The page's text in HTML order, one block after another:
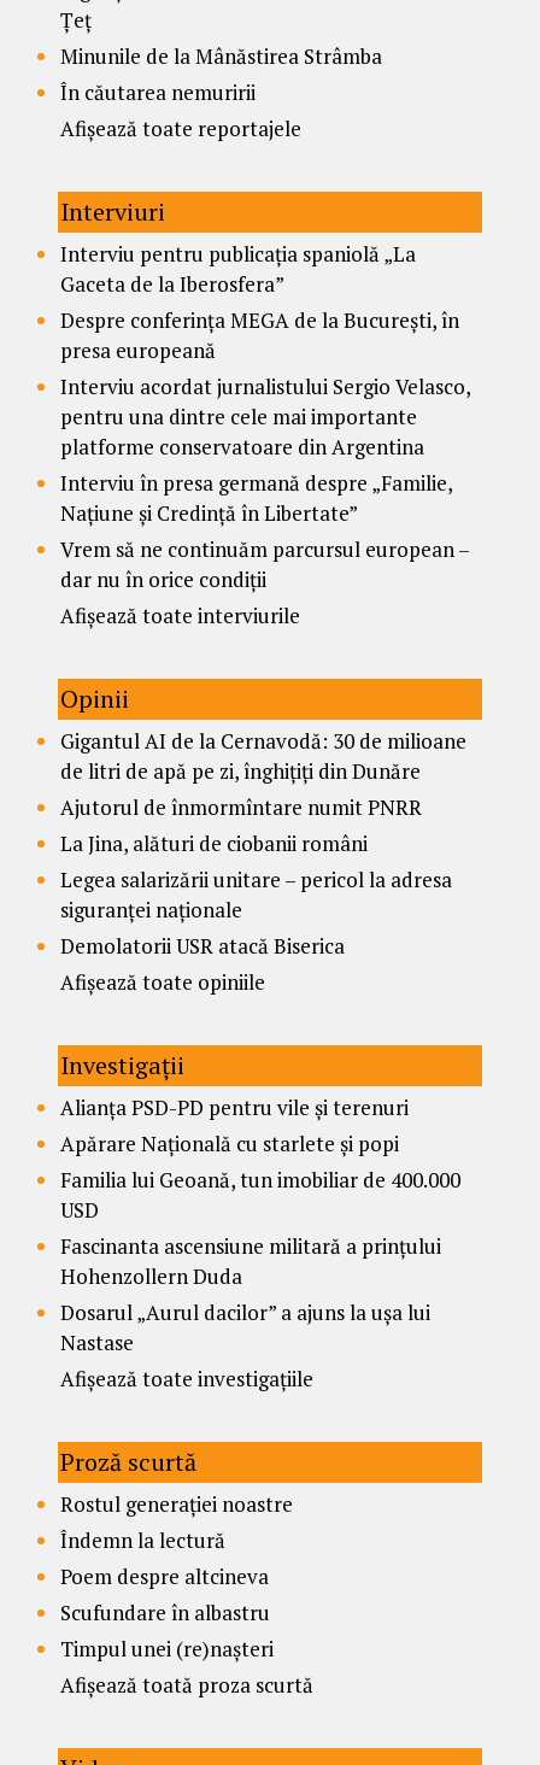
Țeț
Minunile de la Mânăstirea Strâmba
În căutarea nemuririi
Afișează toate reportajele
Interviuri
Interviu pentru publicația spaniolă „La
Gaceta de la Iberosfera”
Despre conferința MEGA de la București, în
presa europeană
Interviu acordat jurnalistului Sergio Velasco,
pentru una dintre cele mai importante
platforme conservatoare din Argentina
Interviu în presa germană despre „Familie,
Națiune și Credință în Libertate”
Vrem să ne continuăm parcursul european –
dar nu în orice condiții
Afișează toate interviurile
Opinii
Gigantul AI de la Cernavodă: 30 de milioane
de litri de apă pe zi, înghițiți din Dunăre
Ajutorul de înmormîntare numit PNRR
La Jina, alături de ciobanii români
Legea salarizării unitare – pericol la adresa
siguranței naționale
Demolatorii USR atacă Biserica
Afișează toate opiniile
Investigații
Alianța PSD-PD pentru vile și terenuri
Apărare Națională cu starlete și popi
Familia lui Geoană, tun imobiliar de 400.000
USD
Fascinanta ascensiune militară a prințului
Hohenzollern Duda
Dosarul „Aurul dacilor” a ajuns la ușa lui
Nastase
Afișează toate investigațiile
Proză scurtă
Rostul generației noastre
Îndemn la lectură
Poem despre altcineva
Scufundare în albastru
Timpul unei (re)nașteri
Afișează toată proza scurtă